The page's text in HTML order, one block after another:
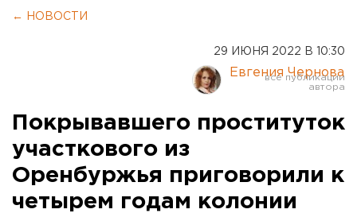
← НОВОСТИ
29 ИЮНЯ 2022 В 10:30
Евгения Чернова
Покрывавшего проституток
участкового из
Оренбуржья приговорили к
четырем годам колонии